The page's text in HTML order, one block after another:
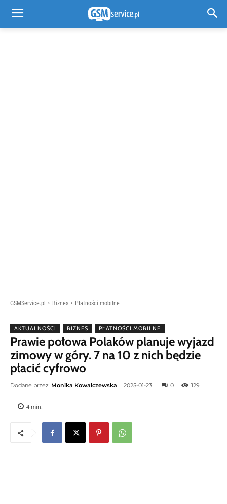
GSMService.pl Biznes Płatności mobilne
AKTUALNOŚCI BIZNES PŁATNOŚCI MOBILNE
Prawie połowa Polaków planuje wyjazd
zimowy w góry. 7 na 10 z nich będzie
płacić cyfrowo
Dodane przez Monika Kowalczewska 2025-01-23 0 129
4 min.